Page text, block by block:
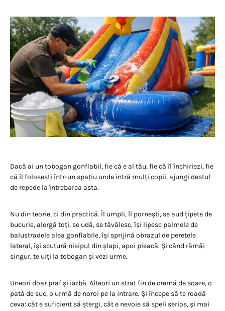
Dacă ai un tobogan gonflabil, fie că e al tău, fie că îl închiriezi, fie
că îl folosești într-un spațiu unde intră mulți copii, ajungi destul
de repede la întrebarea asta.
Nu din teorie, ci din practică. Îl umpli, îl pornești, se aud țipete de
bucurie, alergă toți, se udă, se tăvălesc, își lipesc palmele de
balustradele alea gonflabile, își sprijină obrazul de peretele
lateral, își scutură nisipul din șlapi, apoi pleacă. Și când rămâi
singur, te uiți la tobogan și vezi urme.
Uneori doar praf și iarbă. Alteori un strat fin de cremă de soare, o
pată de suc, o urmă de noroi pe la intrare. Și începe să te roadă
ceva: cât e suficient să ștergi, cât e nevoie să speli serios, și mai